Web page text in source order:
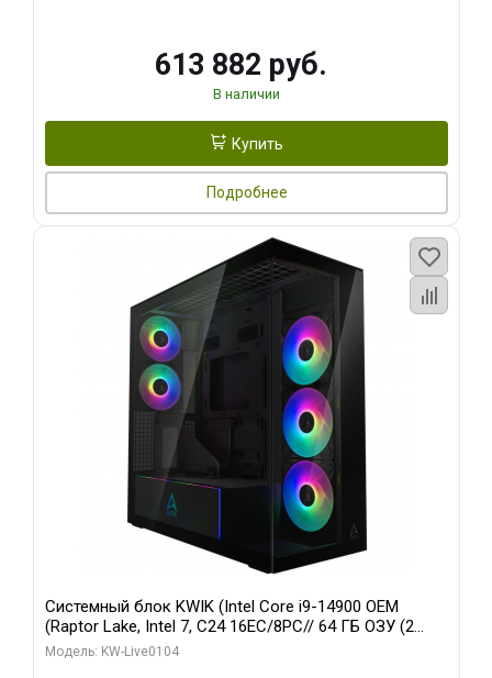
613 882 руб.
В наличии
Купить
Подробнее
Системный блок KWIK (Intel Core i9-14900 OEM
(Raptor Lake, Intel 7, C24 16EC/8PC// 64 ГБ ОЗУ (2
модуля)/ Afox RTX4090 24GB GDDR6X 384-Bit 3xDP
Модель: KW-Live0104